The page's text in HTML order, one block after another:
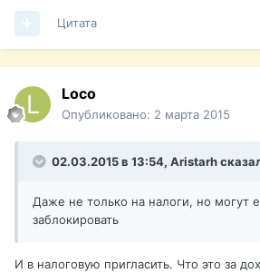
Цитата
Loco
Опубликовано: 2 марта 2015
02.03.2015 в 13:54, Aristarh
Даже не только на налоги, но могут
заблокировать
И в налоговую пригласить. Что это за